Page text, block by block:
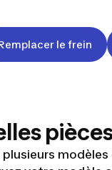
le frein
plusieurs modèles